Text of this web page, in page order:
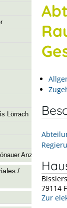
Lörrach
Anzeiger
/
79114
Zur